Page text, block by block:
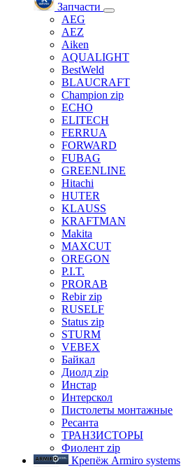
Запчасти
AEG
AEZ
Aiken
AQUALIGHT
BestWeld
BLAUCRAFT
Champion zip
ECHO
ELITECH
FERRUA
FORWARD
FUBAG
GREENLINE
Hitachi
HUTER
KLAUSS
KRAFTMAN
Makita
MAXCUT
OREGON
P.I.T.
PRORAB
Rebir zip
RUSELF
Status zip
STURM
VEBEX
Байкал
Диолд zip
Инстар
Интерскол
Пистолеты монтажные
Ресанта
ТРАНЗИСТОРЫ
Фиолент zip
Крепёж Armiro systems